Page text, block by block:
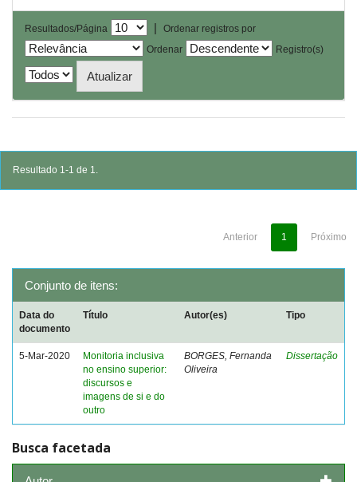
Resultados/Página |
Ordenar registros por
Ordenar
Registro(s)
Resultado 1-1 de 1.
Anterior 1 Próximo
Conjunto de itens:
Data do
documento
Título Autor(es) Tipo
5-Mar-2020
Monitoria inclusiva
no ensino superior:
discursos e
imagens de si e do
outro
BORGES, Fernanda
Oliveira
Dissertação
Busca facetada